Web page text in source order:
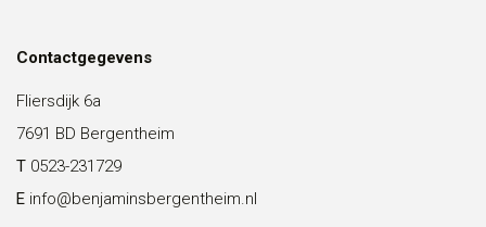
Contactgegevens
Fliersdijk 6a
7691 BD Bergentheim
T 0523-231729
E info@benjaminsbergentheim.nl